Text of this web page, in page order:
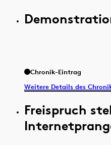
Chronik-Eintrag
Weitere Details des
Freispruch